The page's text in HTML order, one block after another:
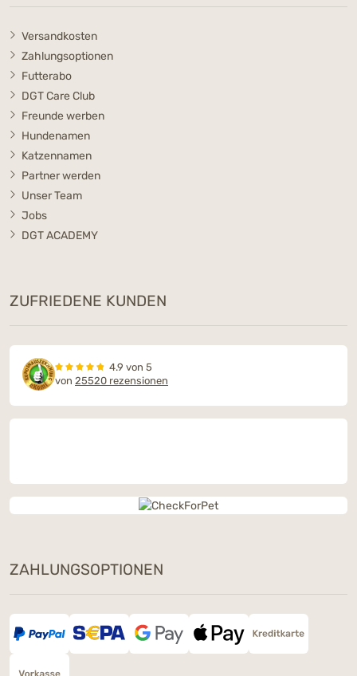
Versandkosten
Zahlungsoptionen
Futterabo
DGT Care Club
Freunde werben
Hundenamen
Katzennamen
Partner werden
Unser Team
Jobs
DGT ACADEMY
ZUFRIEDENE KUNDEN
4.9 von 5
von 25520 rezensionen
ZAHLUNGSOPTIONEN
Dieses Wochenende: Ein Snack
Deiner Wahl geschenkt
Bestelle am 8. & 9. August ab 90 € mit dem
SNACKLOVE